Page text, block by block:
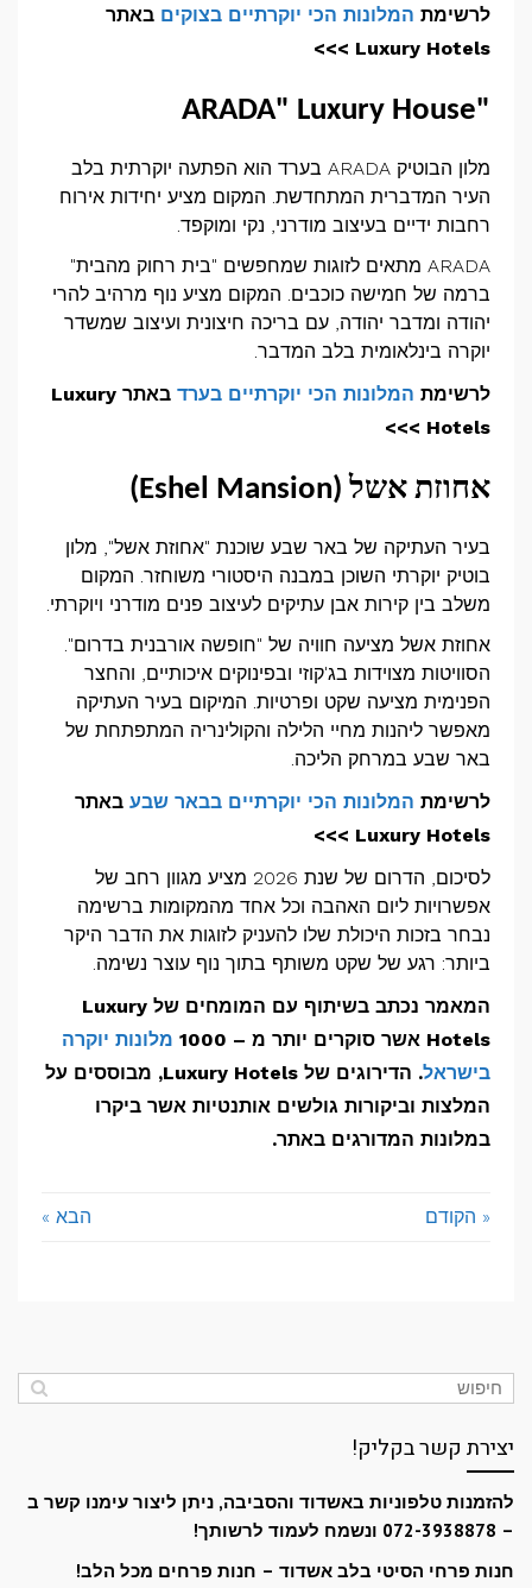
לרשימת המלונות הכי יוקרתיים בצוקים באתר
Luxury Hotels >>>
"
ARADA" Luxury House
מלון הבוטיק ARADA בערד הוא הפתעה יוקרתית בלב
העיר המדברית המתחדשת. המקום מציע יחידות אירוח
רחבות ידיים בעיצוב מודרני, נקי ומוקפד.
ARADA מתאים לזוגות שמחפשים "בית רחוק מהבית"
ברמה של חמישה כוכבים. המקום מציע נוף מרהיב להרי
יהודה ומדבר יהודה, עם בריכה חיצונית ועיצוב שמשדר
יוקרה בינלאומית בלב המדבר.
לרשימת המלונות הכי יוקרתיים בערד
באתר Luxury
Hotels >>>
אחוזת אשל (Eshel Mansion
)
בעיר העתיקה של באר שבע שוכנת "אחוזת אשל", מלון
בוטיק יוקרתי השוכן במבנה היסטורי משוחזר. המקום
משלב בין קירות אבן עתיקים לעיצוב פנים מודרני ויוקרתי.
אחוזת אשל מציעה חוויה של "חופשה אורבנית בדרום".
הסוויטות מצוידות בג'קוזי ובפינוקים איכותיים, והחצר
הפנימית מציעה שקט ופרטיות. המיקום בעיר העתיקה
מאפשר ליהנות מחיי הלילה והקולינריה המתפתחת של
באר שבע במרחק הליכה.
לרשימת המלונות הכי יוקרתיים בבאר שבע באתר
Luxury Hotels >>>
לסיכום, הדרום של שנת 2026 מציע מגוון רחב של
אפשרויות ליום האהבה וכל אחד מהמקומות ברשימה
נבחר בזכות היכולת שלו להעניק לזוגות את הדבר היקר
ביותר: רגע של שקט משותף בתוך נוף עוצר נשימה.
המאמר נכתב בשיתוף עם המומחים של Luxury
Hotels אשר סוקרים יותר מ – 1000
מלונות יוקרה
בישראל
. הדירוגים של Luxury Hotels, מבוססים על
המלצות וביקורות גולשים אותנטיות אשר ביקרו
במלונות המדורגים באתר.
« הקודם הבא »
יצירת קשר בקליק!
להזמנות טלפוניות באשדוד והסביבה, ניתן ליצור עימנו קשר ב
– 072-3938878 ונשמח לעמוד לרשותך!
חנות פרחי הסיטי בלב אשדוד – חנות פרחים מכל הלב!